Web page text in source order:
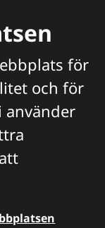
för
och för
använder
Sök
län